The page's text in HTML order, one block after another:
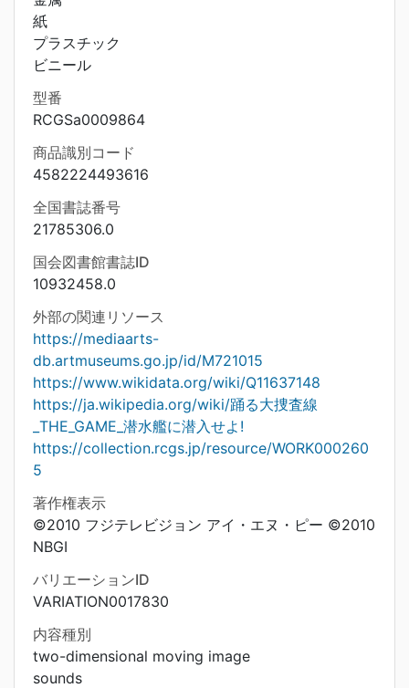
紙
プラスチック
ビニール
型番
RCGSa0009864
商品識別コード
4582224493616
全国書誌番号
21785306.0
国会図書館書誌ID
10932458.0
外部の関連リソース
https://mediaarts-
db.artmuseums.go.jp/id/M721015
https://www.wikidata.org/wiki/Q11637148
https://ja.wikipedia.org/wiki/踊る大捜査線
_THE_GAME_潜水艦に潜入せよ!
https://collection.rcgs.jp/resource/WORK000260
5
著作権表示
©2010 フジテレビジョン アイ・エヌ・ピー ©2010
NBGI
バリエーションID
VARIATION0017830
内容種別
two-dimensional moving image
sounds